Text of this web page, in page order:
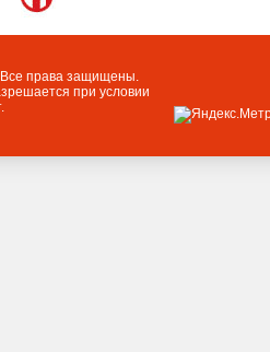
Все права защищены.
при условии